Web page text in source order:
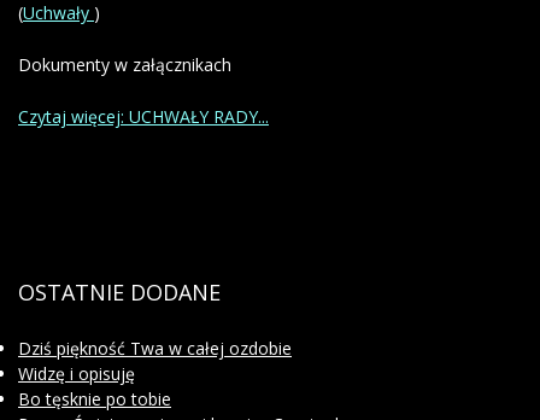
(Uchwały )
Dokumenty w załącznikach
Czytaj więcej: UCHWAŁY RADY...
OSTATNIE DODANE
Dziś piękność Twa w całej ozdobie
Widzę i opisuję
Bo tęsknie po tobie